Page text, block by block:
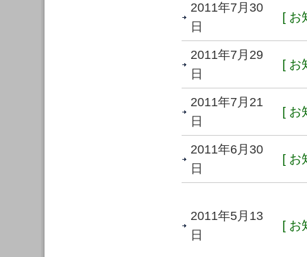
2011年7月30
日
[ お
2011年7月29
日
[ お
2011年7月21
日
[ お
2011年6月30
日
[ お
2011年5月13
日
[ お